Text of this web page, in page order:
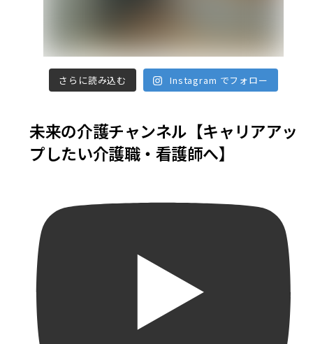
さらに読み込む Instagram でフォロー
未来の介護チャンネル【キャリアアッ
プしたい介護職・看護師へ】